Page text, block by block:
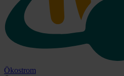
Ökostrom